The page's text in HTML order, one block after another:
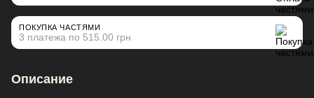
ПОКУПКА ЧАСТЯМИ
3 платежа по 515.00 грн
Описание